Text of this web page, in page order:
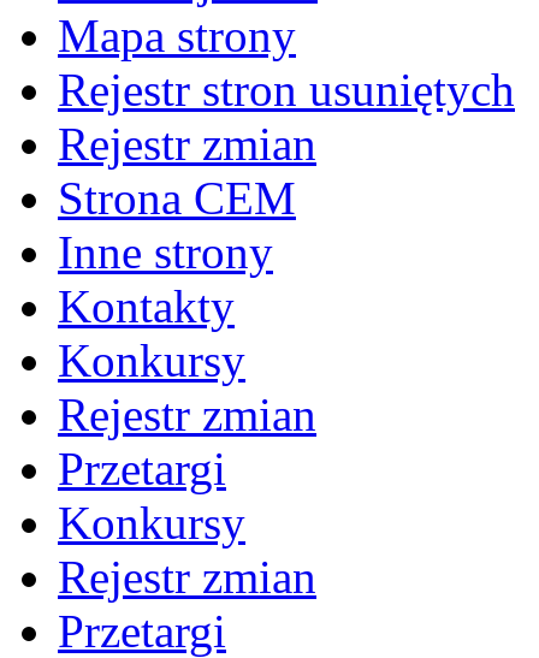
Mapa strony
Rejestr stron usuniętych
Rejestr zmian
Strona CEM
Inne strony
Kontakty
Konkursy
Rejestr zmian
Przetargi
Konkursy
Rejestr zmian
Przetargi